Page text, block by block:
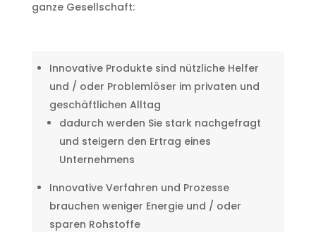
ganze Gesellschaft:
Innovative Produkte sind nützliche Helfer
und / oder Problemlöser im privaten und
geschäftlichen Alltag
dadurch werden Sie stark nachgefragt
und steigern den Ertrag eines
Unternehmens
Innovative Verfahren und Prozesse
brauchen weniger Energie und / oder
sparen Rohstoffe